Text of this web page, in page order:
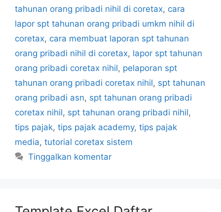
tahunan orang pribadi nihil di coretax, cara
lapor spt tahunan orang pribadi umkm nihil di
coretax, cara membuat laporan spt tahunan
orang pribadi nihil di coretax, lapor spt tahunan
orang pribadi coretax nihil, pelaporan spt
tahunan orang pribadi coretax nihil, spt tahunan
orang pribadi asn, spt tahunan orang pribadi
coretax nihil, spt tahunan orang pribadi nihil,
tips pajak, tips pajak academy, tips pajak
media, tutorial coretax sistem
Tinggalkan komentar